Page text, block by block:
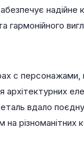
надійне
гармонійного
с
вдало